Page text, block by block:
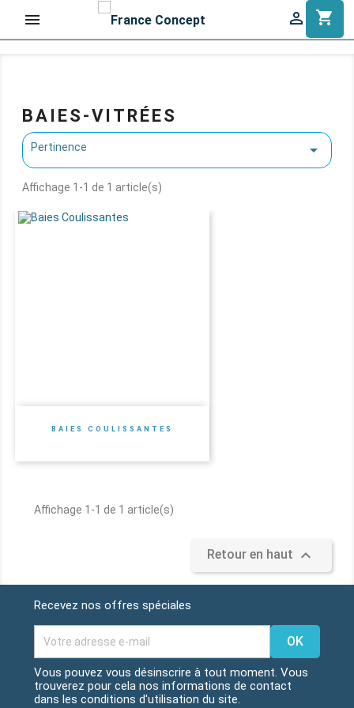
 shopping_cart

BAIES-VITRÉES
Pertinence 
Affichage 1-1 de 1 article(s)
BAIES COULISSANTES
Affichage 1-1 de 1 article(s)
Retour en haut 
Recevez nos offres spéciales
Vous pouvez vous désinscrire à tout moment. Vous
trouverez pour cela nos informations de contact
dans les conditions d'utilisation du site.